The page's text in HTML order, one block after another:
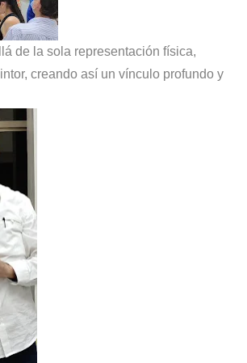
de la sola representación física,
creando así un vínculo profundo y